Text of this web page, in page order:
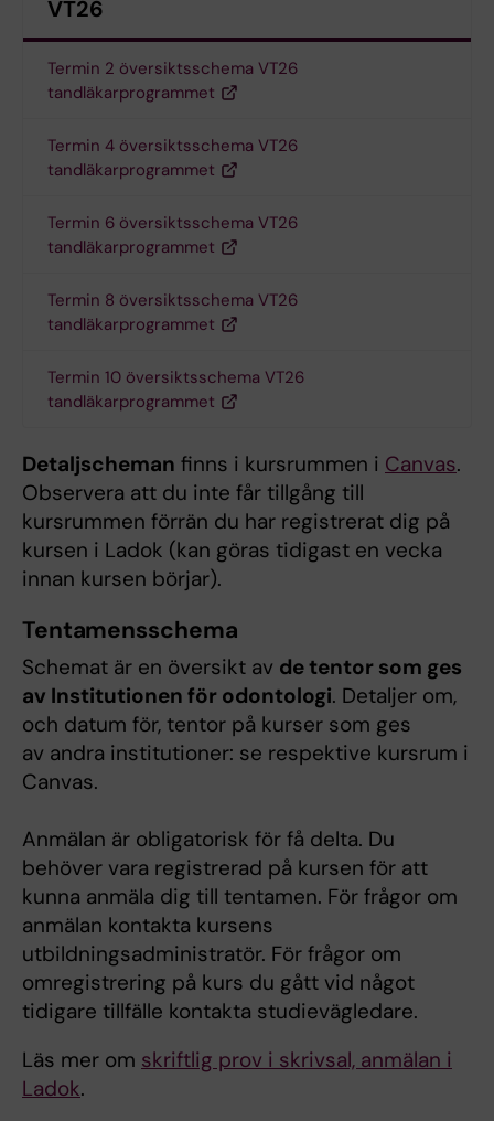
VT26
Termin 2 översiktsschema VT26
tandläkarprogrammet
Termin 4 översiktsschema VT26
tandläkarprogrammet
Termin 6 översiktsschema VT26
tandläkarprogrammet
Termin 8 översiktsschema VT26
tandläkarprogrammet
Termin 10 översiktsschema VT26
tandläkarprogrammet
Detaljscheman finns i kursrummen i Canvas.
Observera att du inte får tillgång till
kursrummen förrän du har registrerat dig på
kursen i Ladok (kan göras tidigast en vecka
innan kursen börjar).
Tentamensschema
Schemat är en översikt av de tentor som ges
av Institutionen för odontologi. Detaljer om,
och datum för, tentor på kurser som ges
av andra institutioner: se respektive kursrum i
Canvas.
Anmälan är obligatorisk för få delta. Du
behöver vara registrerad på kursen för att
kunna anmäla dig till tentamen. För frågor om
anmälan kontakta kursens
utbildningsadministratör. För frågor om
omregistrering på kurs du gått vid något
tidigare tillfälle kontakta studievägledare.
Läs mer om skriftlig prov i skrivsal, anmälan i
Ladok.